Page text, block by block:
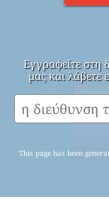
Εγγραφείτε στη
μας και λάβετε
This page has been